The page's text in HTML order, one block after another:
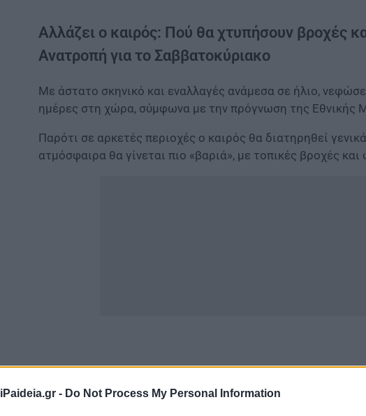
iPaideia.gr - Do Not Process My Personal Information
Αλλάζει ο καιρός: Πού θα χτυπήσουν βροχές
Ανατροπή για το Σαββατοκύριακο
Με άστατο σκηνικό και εναλλαγές ανάμεσα σε ήλιο,
ημέρες στη χώρα, σύμφωνα με την πρόγνωση της Εθνικής
Παρότι σε αρκετές περιοχές ο καιρός θα διατηρηθεί
ατμόσφαιρα θα γίνεται πιο «βαριά», με τοπικές βροχές
Σήμερα Πέμπτη, το Ιόνιο, η βόρεια Ελλάδα και το
νεφώσεις, βροχές και κατά τόπους μεμονωμένες
ηλιοφάνεια αλλά αργότερα θα αναπτυχθούν νεφώσεις